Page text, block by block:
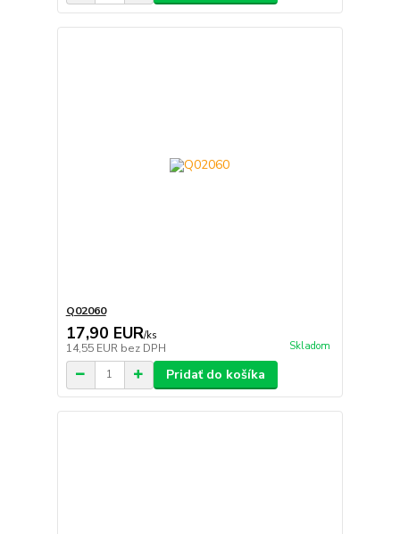
Q02060
17,90 EUR/ks
14,55 EUR bez DPH Skladom
Pridať do košíka